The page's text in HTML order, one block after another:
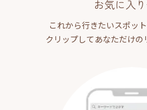
お気に入
これから行きたいスポッ
クリップしてあなただけの